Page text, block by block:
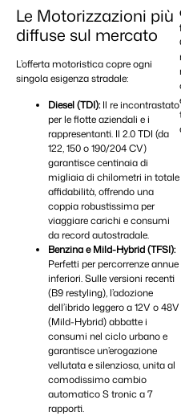
Le Motorizzazioni più
diffuse sul mercato
L’offerta motoristica copre ogni
singola esigenza stradale:
Diesel (TDI): Il re incontrastato
per le flotte aziendali e i
rappresentanti. Il 2.0 TDI (da
122, 150 o 190/204 CV)
garantisce centinaia di
migliaia di chilometri in totale
affidabilità, offrendo una
coppia robustissima per
viaggiare carichi e consumi
da record autostradale.
Benzina e Mild-Hybrid (TFSI):
Perfetti per percorrenze annue
inferiori. Sulle versioni recenti
(B9 restyling), l’adozione
dell’ibrido leggero a 12V o 48V
(Mild-Hybrid) abbatte i
consumi nel ciclo urbano e
garantisce un’erogazione
vellutata e silenziosa, unita al
comodissimo cambio
automatico S tronic a 7
rapporti.